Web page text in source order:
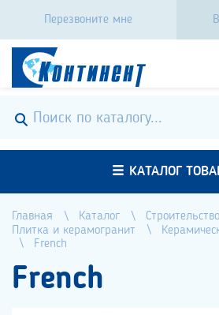
Перезвоните мне
КАТАЛОГ
Главная Каталог
Плитка и керамогранит
French
French